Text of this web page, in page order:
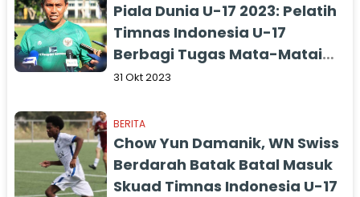
Piala Dunia U-17 2023: Pelatih
Timnas Indonesia U-17
Berbagi Tugas Mata-Matai
Rival
31 Okt 2023
BERITA
Chow Yun Damanik, WN Swiss
Berdarah Batak Batal Masuk
Skuad Timnas Indonesia U-17